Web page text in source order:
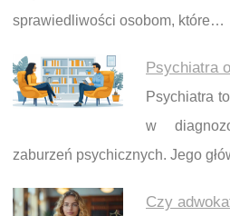
sprawiedliwości osobom, które…
Psychiatra
Psychiatra
w
zaburzeń psychicznych. Jego
Czy